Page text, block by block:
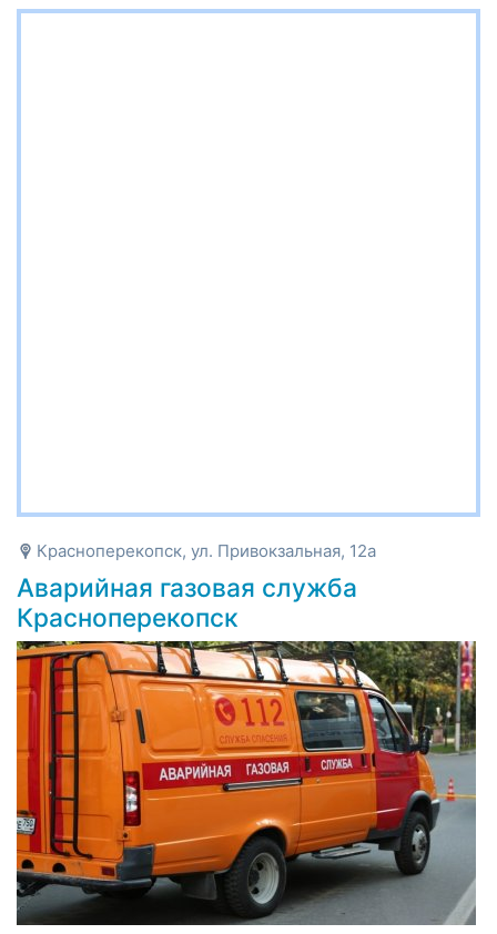
Красноперекопск, ул. Привокзальная, 12а
Аварийная газовая служба
Красноперекопск